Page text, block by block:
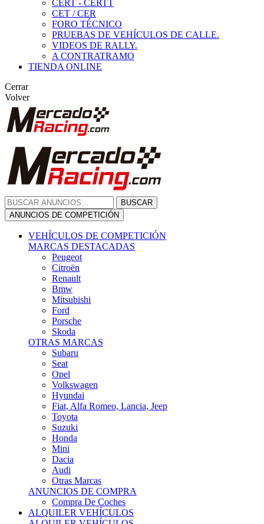
CERT - CERTT
CET / CER
FORO TÉCNICO
PRUEBAS DE VEHÍCULOS DE CALLE.
VIDEOS DE RALLY.
A CONTRATRAMO
TIENDA ONLINE
Cerrar
Volver
BUSCAR
ANUNCIOS DE COMPETICIÓN
VEHÍCULOS DE COMPETICIÓN
MARCAS DESTACADAS
Peugeot
Citroën
Renault
Bmw
Mitsubishi
Ford
Porsche
Skoda
OTRAS MARCAS
Subaru
Seat
Opel
Volkswagen
Hyundai
Fiat, Alfa Romeo, Lancia, Jeep
Toyota
Suzuki
Honda
Mini
Dacia
Audi
Otras Marcas
ANUNCIOS DE COMPRA
Compra De Coches
ALQUILER VEHÍCULOS